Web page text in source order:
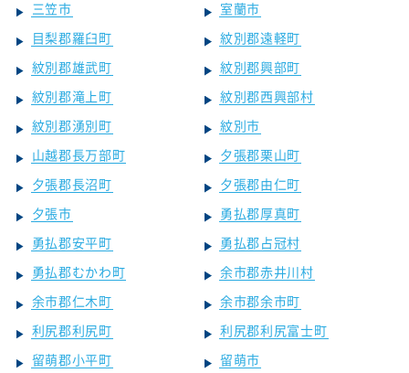
三笠市
室蘭市
目梨郡羅臼町
紋別郡遠軽町
紋別郡雄武町
紋別郡興部町
紋別郡滝上町
紋別郡西興部村
紋別郡湧別町
紋別市
山越郡長万部町
夕張郡栗山町
夕張郡長沼町
夕張郡由仁町
夕張市
勇払郡厚真町
勇払郡安平町
勇払郡占冠村
勇払郡むかわ町
余市郡赤井川村
余市郡仁木町
余市郡余市町
利尻郡利尻町
利尻郡利尻富士町
留萌郡小平町
留萌市